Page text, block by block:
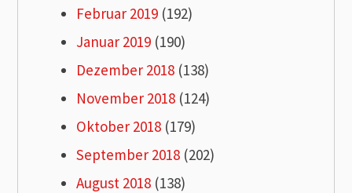
Februar 2019 (192)
Januar 2019 (190)
Dezember 2018 (138)
November 2018 (124)
Oktober 2018 (179)
September 2018 (202)
August 2018 (138)